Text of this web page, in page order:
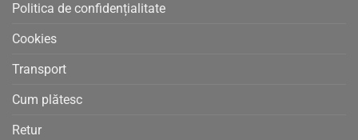
Politica de confidențialitate
Cookies
Transport
Cum plătesc
Retur